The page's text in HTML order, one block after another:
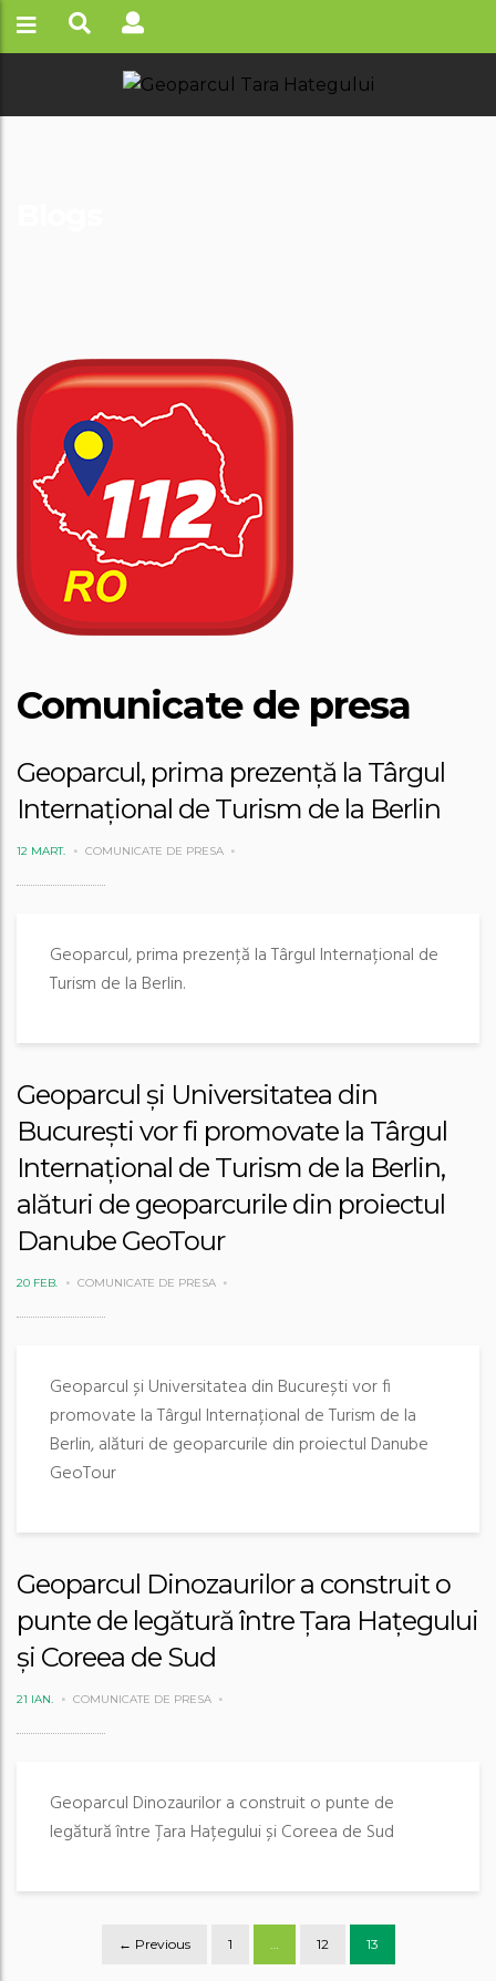
Comunicate de presa
Geoparcul, prima prezență la Târgul
Internațional de Turism de la Berlin
12 MART. COMUNICATE DE PRESA
Geoparcul, prima prezență la Târgul Internațional de
Turism de la Berlin.
Geoparcul și Universitatea din
București vor fi promovate la Târgul
Internațional de Turism de la Berlin,
alături de geoparcurile din proiectul
Danube GeoTour
20 FEB. COMUNICATE DE PRESA
Geoparcul și Universitatea din București vor fi
promovate la Târgul Internațional de Turism de la
Berlin, alături de geoparcurile din proiectul Danube
GeoTour
Geoparcul Dinozaurilor a construit o
punte de legătură între Țara Hațegului
și Coreea de Sud
21 IAN. COMUNICATE DE PRESA
Geoparcul Dinozaurilor a construit o punte de
legătură între Țara Hațegului și Coreea de Sud
Posts
← Previous 1 12 13